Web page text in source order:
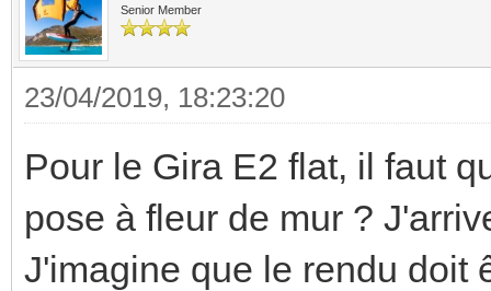
Senior Member
23/04/2019, 18:23:20
Pour le Gira E2 flat, il faut
pose à fleur de mur ?
J'imagine que le rendu doit